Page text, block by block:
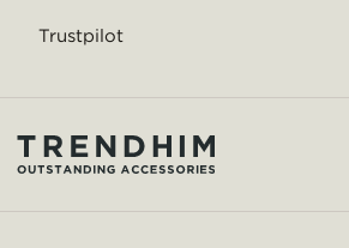
Trustpilot